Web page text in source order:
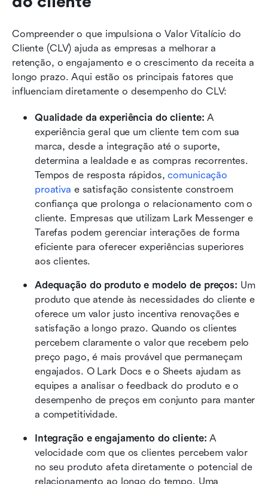
Compreender o que impulsiona o Valor Vitalício do
Cliente (CLV) ajuda as empresas a melhorar a
retenção, o engajamento e o crescimento da receita a
longo prazo. Aqui estão os principais fatores que
influenciam diretamente o desempenho do CLV:
Qualidade da experiência do cliente: A
experiência geral que um cliente tem com sua
marca, desde a integração até o suporte,
determina a lealdade e as compras recorrentes.
Tempos de resposta rápidos, comunicação
proativa e satisfação consistente constroem
confiança que prolonga o relacionamento com o
cliente. Empresas que utilizam Lark Messenger e
Tarefas podem gerenciar interações de forma
eficiente para oferecer experiências superiores
aos clientes.
Adequação do produto e modelo de preços: Um
produto que atende às necessidades do cliente e
oferece um valor justo incentiva renovações e
satisfação a longo prazo. Quando os clientes
percebem claramente o valor que recebem pelo
preço pago, é mais provável que permaneçam
engajados. O Lark Docs e o Sheets ajudam as
equipes a analisar o feedback do produto e o
desempenho de preços em conjunto para manter
a competitividade.
Integração e engajamento do cliente: A
velocidade com que os clientes percebem valor
no seu produto afeta diretamente o potencial de